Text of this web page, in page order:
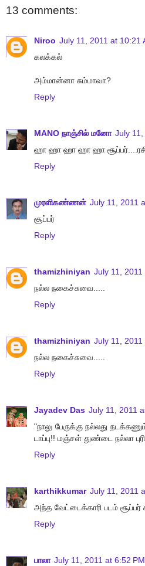
13 comments:
Niroo July 11, 2011 at 10:21
கலக்கல்
அம்மான்னா சும்மாவா?
Reply
MANO நாஞ்சில் மனோ July
ஹா ஹா ஹா ஹா ஹா
Reply
முரளிகண்ணன் July 11, 2011
சூப்பர்
Reply
thamizhiniyan July 11,
நல்ல நகைச்சுவை.....
Reply
thamizhiniyan July 11,
நல்ல நகைச்சுவை.....
Reply
Jayadev Das July 11, 2011
"நாலு பேருக்கு நல்லது
டாப்பு!! மஞ்சள் துண்டை நல்லா
Reply
karthikkumar July 11, 2011
அந்த வேட்டைக்காரி படம் சூப்பர்
Reply
பாலா July 11, 2011 at 6:52 PM